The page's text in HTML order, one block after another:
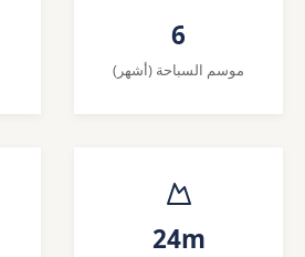
6
موسم السباحة (أشهر)
24m